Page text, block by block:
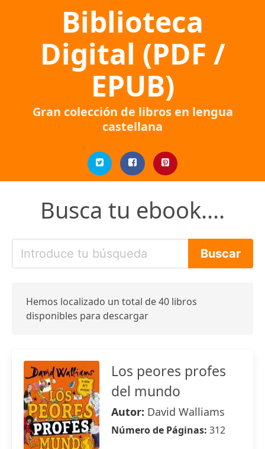
Biblioteca
Digital (PDF /
EPUB)
Gran colección de libros en lengua
castellana
Busca tu ebook....
Hemos localizado un total de 40 libros
disponibles para descargar
Los peores profes
del mundo
Autor: David Walliams
Número de Páginas: 312